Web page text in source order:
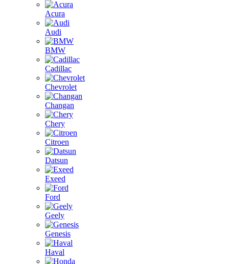
Acura
Audi
BMW
Cadillac
Chevrolet
Changan
Chery
Citroen
Datsun
Exeed
Ford
Geely
Genesis
Haval